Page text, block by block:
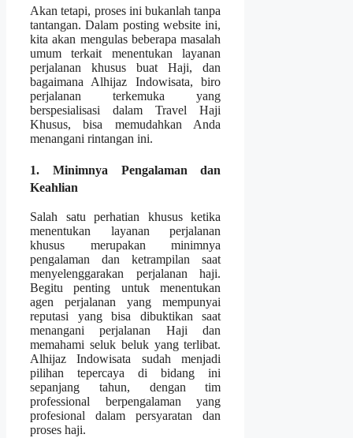
Akan tetapi, proses ini bukanlah tanpa
tantangan. Dalam posting website ini,
kita akan mengulas beberapa masalah
umum terkait menentukan layanan
perjalanan khusus buat Haji, dan
bagaimana Alhijaz Indowisata, biro
perjalanan terkemuka yang
berspesialisasi dalam Travel Haji
Khusus, bisa memudahkan Anda
menangani rintangan ini.
1. Minimnya Pengalaman dan
Keahlian
Salah satu perhatian khusus ketika
menentukan layanan perjalanan
khusus merupakan minimnya
pengalaman dan ketrampilan saat
menyelenggarakan perjalanan haji.
Begitu penting untuk menentukan
agen perjalanan yang mempunyai
reputasi yang bisa dibuktikan saat
menangani perjalanan Haji dan
memahami seluk beluk yang terlibat.
Alhijaz Indowisata sudah menjadi
pilihan tepercaya di bidang ini
sepanjang tahun, dengan tim
professional berpengalaman yang
profesional dalam persyaratan dan
proses haji.